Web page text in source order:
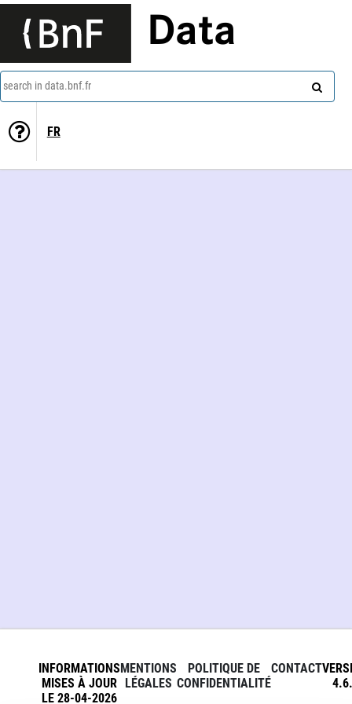
Data
search in data.bnf.fr
FR
INFORMATIONS
MISES À JOUR
LE 28-04-2026
MENTIONS
LÉGALES
POLITIQUE DE
CONFIDENTIALITÉ
CONTACT